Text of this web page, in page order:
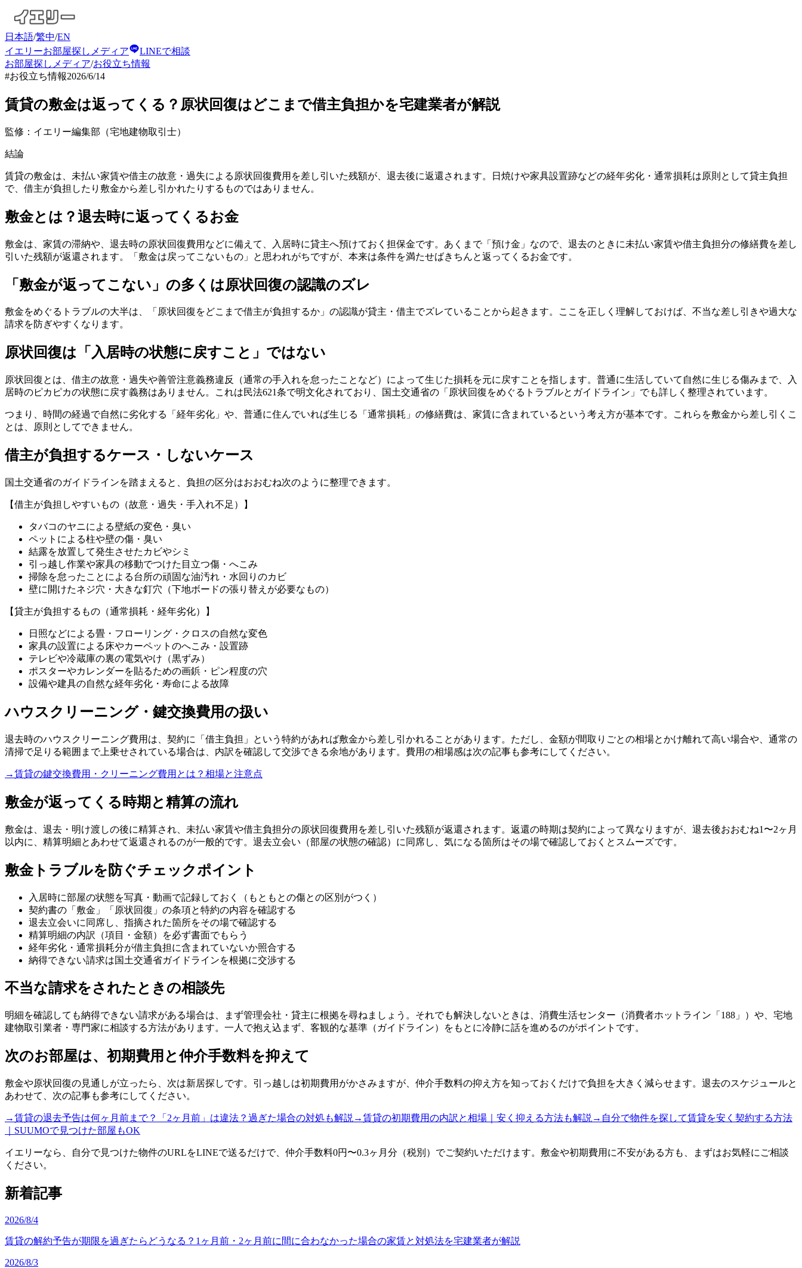
日本語/繁中/EN
イエリーお部屋探しメディア
LINEで相談
お部屋探しメディア/お役立ち情報
#お役立ち情報2026/6/14
賃貸の敷金は返ってくる？原状回復はどこまで借主負担かを宅建業者が解説
監修：イエリー編集部（宅地建物取引士）
結論
賃貸の敷金は、未払い家賃や借主の故意・過失による原状回復費用を差し引いた残額が、退去後に返還されます。日焼けや家具設置跡などの経年劣化・通常損耗は原則として貸主負担
で、借主が負担したり敷金から差し引かれたりするものではありません。
敷金とは？退去時に返ってくるお金
敷金は、家賃の滞納や、退去時の原状回復費用などに備えて、入居時に貸主へ預けておく担保金です。あくまで「預け金」なので、退去のときに未払い家賃や借主負担分の修繕費を差し
引いた残額が返還されます。「敷金は戻ってこないもの」と思われがちですが、本来は条件を満たせばきちんと返ってくるお金です。
「敷金が返ってこない」の多くは原状回復の認識のズレ
敷金をめぐるトラブルの大半は、「原状回復をどこまで借主が負担するか」の認識が貸主・借主でズレていることから起きます。ここを正しく理解しておけば、不当な差し引きや過大な
請求を防ぎやすくなります。
原状回復は「入居時の状態に戻すこと」ではない
原状回復とは、借主の故意・過失や善管注意義務違反（通常の手入れを怠ったことなど）によって生じた損耗を元に戻すことを指します。普通に生活していて自然に生じる傷みまで、入
居時のピカピカの状態に戻す義務はありません。これは民法621条で明文化されており、国土交通省の「原状回復をめぐるトラブルとガイドライン」でも詳しく整理されています。
つまり、時間の経過で自然に劣化する「経年劣化」や、普通に住んでいれば生じる「通常損耗」の修繕費は、家賃に含まれているという考え方が基本です。これらを敷金から差し引くこ
とは、原則としてできません。
借主が負担するケース・しないケース
国土交通省のガイドラインを踏まえると、負担の区分はおおむね次のように整理できます。
【借主が負担しやすいもの（故意・過失・手入れ不足）】
タバコのヤニによる壁紙の変色・臭い
ペットによる柱や壁の傷・臭い
結露を放置して発生させたカビやシミ
引っ越し作業や家具の移動でつけた目立つ傷・へこみ
掃除を怠ったことによる台所の頑固な油汚れ・水回りのカビ
壁に開けたネジ穴・大きな釘穴（下地ボードの張り替えが必要なもの）
【貸主が負担するもの（通常損耗・経年劣化）】
日照などによる畳・フローリング・クロスの自然な変色
家具の設置による床やカーペットのへこみ・設置跡
テレビや冷蔵庫の裏の電気やけ（黒ずみ）
ポスターやカレンダーを貼るための画鋲・ピン程度の穴
設備や建具の自然な経年劣化・寿命による故障
ハウスクリーニング・鍵交換費用の扱い
退去時のハウスクリーニング費用は、契約に「借主負担」という特約があれば敷金から差し引かれることがあります。ただし、金額が間取りごとの相場とかけ離れて高い場合や、通常の
清掃で足りる範囲まで上乗せされている場合は、内訳を確認して交渉できる余地があります。費用の相場感は次の記事も参考にしてください。
→賃貸の鍵交換費用・クリーニング費用とは？相場と注意点
敷金が返ってくる時期と精算の流れ
敷金は、退去・明け渡しの後に精算され、未払い家賃や借主負担分の原状回復費用を差し引いた残額が返還されます。返還の時期は契約によって異なりますが、退去後おおむね1〜2ヶ月
以内に、精算明細とあわせて返還されるのが一般的です。退去立会い（部屋の状態の確認）に同席し、気になる箇所はその場で確認しておくとスムーズです。
敷金トラブルを防ぐチェックポイント
入居時に部屋の状態を写真・動画で記録しておく（もともとの傷との区別がつく）
契約書の「敷金」「原状回復」の条項と特約の内容を確認する
退去立会いに同席し、指摘された箇所をその場で確認する
精算明細の内訳（項目・金額）を必ず書面でもらう
経年劣化・通常損耗分が借主負担に含まれていないか照合する
納得できない請求は国土交通省ガイドラインを根拠に交渉する
不当な請求をされたときの相談先
明細を確認しても納得できない請求がある場合は、まず管理会社・貸主に根拠を尋ねましょう。それでも解決しないときは、消費生活センター（消費者ホットライン「188」）や、宅地
建物取引業者・専門家に相談する方法があります。一人で抱え込まず、客観的な基準（ガイドライン）をもとに冷静に話を進めるのがポイントです。
次のお部屋は、初期費用と仲介手数料を抑えて
敷金や原状回復の見通しが立ったら、次は新居探しです。引っ越しは初期費用がかさみますが、仲介手数料の抑え方を知っておくだけで負担を大きく減らせます。退去のスケジュールと
あわせて、次の記事も参考にしてください。
→賃貸の退去予告は何ヶ月前まで？「2ヶ月前」は違法？過ぎた場合の対処も解説 →賃貸の初期費用の内訳と相場｜安く抑える方法も解説 → 自分で物件を探して賃貸を安く契約する方法
｜SUUMOで見つけた部屋もOK
イエリーなら、自分で見つけた物件のURLをLINEで送るだけで、仲介手数料0円〜0.3ヶ月分（税別）でご契約いただけます。敷金や初期費用に不安がある方も、まずはお気軽にご相談
ください。
新着記事
2026/8/4
賃貸の解約予告が期限を過ぎたらどうなる？1ヶ月前・2ヶ月前に間に合わなかった場合の家賃と対処法を宅建業者が解説
2026/8/3